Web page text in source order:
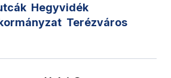
Hegyvidék
Terézváros